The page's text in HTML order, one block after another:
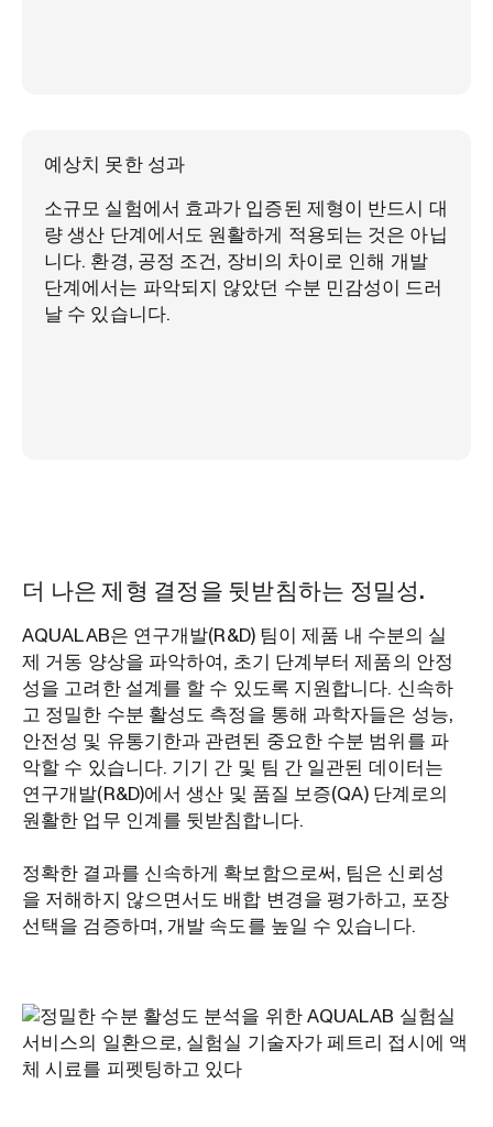
예상치 못한 성과
소규모 실험에서 효과가 입증된 제형이 반드시 대
량 생산 단계에서도 원활하게 적용되는 것은 아닙
니다. 환경, 공정 조건, 장비의 차이로 인해 개발
단계에서는 파악되지 않았던 수분 민감성이 드러
날 수 있습니다.
더 나은 제형 결정을 뒷받침하는 정밀성.
AQUALAB은 연구개발(R&D) 팀이 제품 내 수분의 실
제 거동 양상을 파악하여, 초기 단계부터 제품의 안정
성을 고려한 설계를 할 수 있도록 지원합니다. 신속하
고 정밀한 수분 활성도 측정을 통해 과학자들은 성능,
안전성 및 유통기한과 관련된 중요한 수분 범위를 파
악할 수 있습니다. 기기 간 및 팀 간 일관된 데이터는
연구개발(R&D)에서 생산 및 품질 보증(QA) 단계로의
원활한 업무 인계를 뒷받침합니다.
정확한 결과를 신속하게 확보함으로써, 팀은 신뢰성
을 저해하지 않으면서도 배합 변경을 평가하고, 포장
선택을 검증하며, 개발 속도를 높일 수 있습니다.